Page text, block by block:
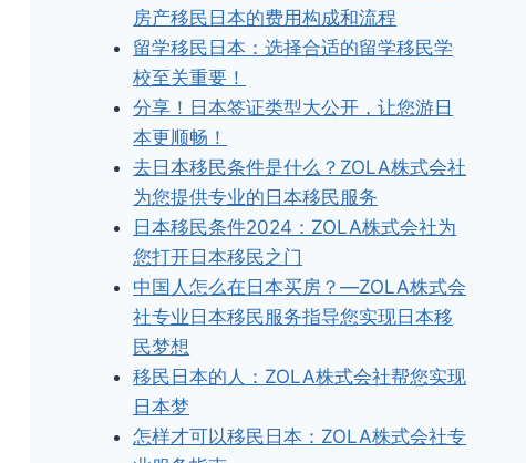
房产移民日本的费用构成和流程
留学移民日本：选择合适的留学移民学
校至关重要！
分享！日本签证类型大公开，让您游日
本更顺畅！
去日本移民条件是什么？ZOLA株式会社
为您提供专业的日本移民服务
日本移民条件2024：ZOLA株式会社为
您打开日本移民之门
中国人怎么在日本买房？—ZOLA株式会
社专业日本移民服务指导您实现日本移
民梦想
移民日本的人：ZOLA株式会社帮您实现
日本梦
怎样才可以移民日本：ZOLA株式会社专